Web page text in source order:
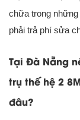
chữa trong
phải trả phí sửa
Tại Đà Nẵng
trụ thế hệ 2
đâu?